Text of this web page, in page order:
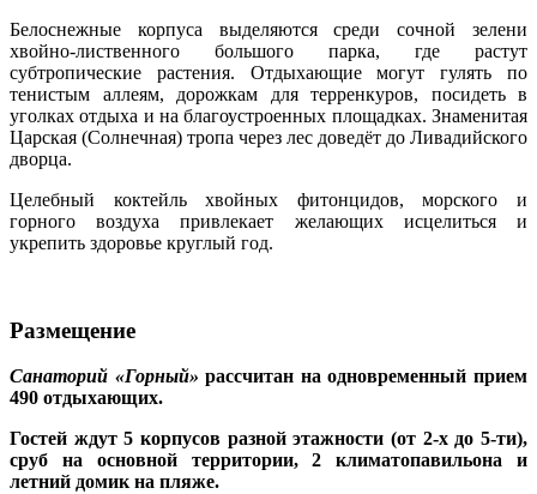
Белоснежные корпуса выделяются среди сочной зелени
хвойно-лиственного большого парка, где растут
субтропические растения. Отдыхающие могут гулять по
тенистым аллеям, дорожкам для терренкуров, посидеть в
уголках отдыха и на благоустроенных площадках. Знаменитая
Царская (Солнечная) тропа через лес доведёт до Ливадийского
дворца.
Целебный коктейль хвойных фитонцидов, морского и
горного воздуха привлекает желающих исцелиться и
укрепить здоровье круглый год.
Размещение
Санаторий «Горный» рассчитан на одновременный прием
490 отдыхающих.
Гостей ждут 5 корпусов разной этажности (от 2-х до 5-ти),
сруб на основной территории, 2 климатопавильона и
летний домик на пляже.